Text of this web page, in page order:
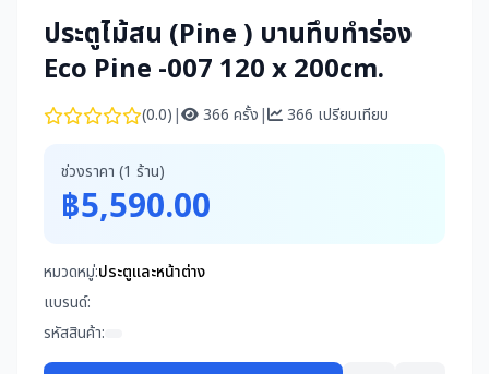
ประตูไม้สน (Pine ) บานทึบทำร่อง
Eco Pine -007 120 x 200cm.
(0.0)| 366 ครั้ง| 366 เปรียบเทียบ
ช่วงราคา (1 ร้าน)
฿5,590.00
หมวดหมู่:ประตูและหน้าต่าง
แบรนด์:
รหัสสินค้า: